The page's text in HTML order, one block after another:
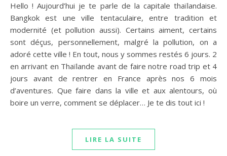
Hello ! Aujourd’hui je te parle de la capitale thaïlandaise.
Bangkok est une ville tentaculaire, entre tradition et
modernité (et pollution aussi). Certains aiment, certains
sont déçus, personnellement, malgré la pollution, on a
adoré cette ville ! En tout, nous y sommes restés 6 jours. 2
en arrivant en Thaïlande avant de faire notre road trip et 4
jours avant de rentrer en France après nos 6 mois
d’aventures. Que faire dans la ville et aux alentours, où
boire un verre, comment se déplacer… Je te dis tout ici !
LIRE LA SUITE